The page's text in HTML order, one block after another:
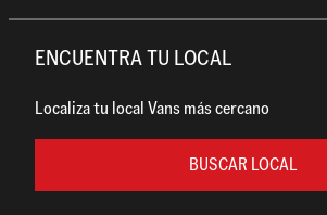
ENCUENTRA TU LOCAL
Localiza tu local Vans más cercano
BUSCAR LOCAL